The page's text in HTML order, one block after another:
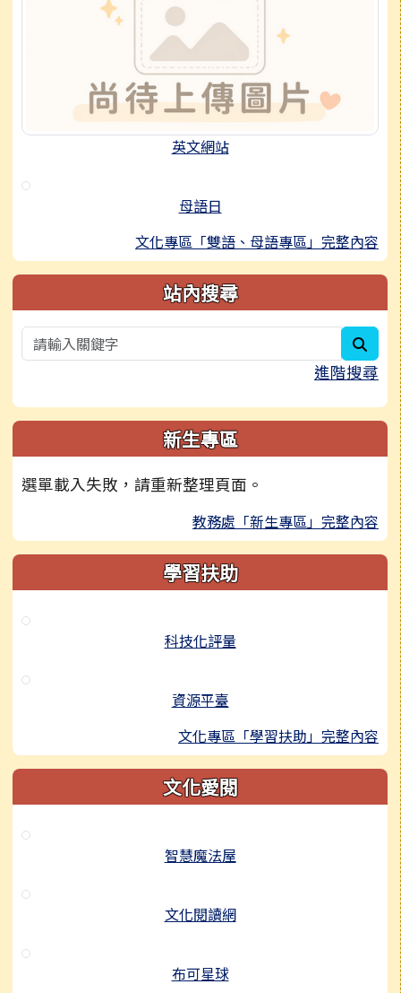
英文網站
母語日
文化專區「雙語、母語專區」完整內容
站內搜尋
進階搜尋
新生專區
選單載入失敗，請重新整理頁面。
教務處「新生專區」完整內容
學習扶助
科技化評量
資源平臺
文化專區「學習扶助」完整內容
文化愛閱
智慧魔法屋
文化閱讀網
布可星球